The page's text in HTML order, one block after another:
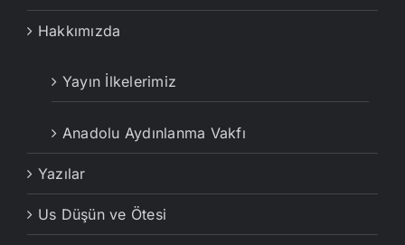
Hakkımızda
Yayın İlkelerimiz
Anadolu Aydınlanma Vakfı
Yazılar
Us Düşün ve Ötesi